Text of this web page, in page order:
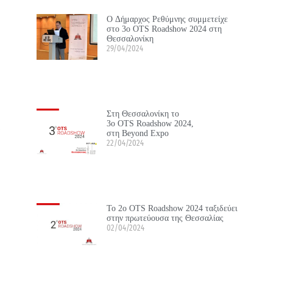
Ο Δήμαρχος Ρεθύμνης συμμετείχε
στο 3ο OTS Roadshow 2024 στη
Θεσσαλονίκη
29/04/2024
Στη Θεσσαλονίκη το
3ο OTS Roadshow 2024,
στη Beyond Expo
22/04/2024
Το 2ο OTS Roadshow 2024 ταξιδεύει
στην πρωτεύουσα της Θεσσαλίας
02/04/2024